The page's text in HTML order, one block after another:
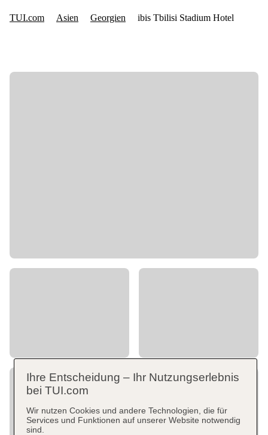
Ihre Entscheidung – Ihr Nutzungserlebnis
bei TUI.com
Wir nutzen Cookies und andere Technologien, die für
Services und Funktionen auf unserer Website notwendig
sind.